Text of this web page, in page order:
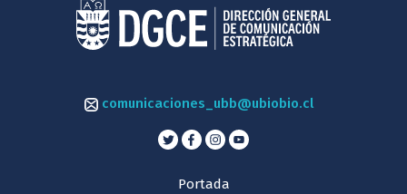
comunicaciones_ubb@ubiobio.cl
Portada